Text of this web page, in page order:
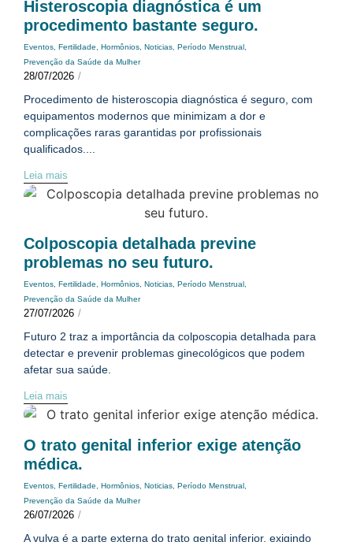
Histeroscopia diagnóstica é um
procedimento bastante seguro.
Eventos Fertilidade Hormônios Noticias Período Menstrual
Prevenção da Saúde da Mulher
28/07/2026 /
Procedimento de histeroscopia diagnóstica é seguro, com
equipamentos modernos que minimizam a dor e
complicações raras garantidas por profissionais
qualificados....
Leia mais
Colposcopia detalhada previne
problemas no seu futuro.
Eventos Fertilidade Hormônios Noticias Período Menstrual
Prevenção da Saúde da Mulher
27/07/2026 /
Futuro 2 traz a importância da colposcopia detalhada para
detectar e prevenir problemas ginecológicos que podem
afetar sua saúde.
Leia mais
O trato genital inferior exige atenção
médica.
Eventos Fertilidade Hormônios Noticias Período Menstrual
Prevenção da Saúde da Mulher
26/07/2026 /
A vulva é a parte externa do trato genital inferior, exigindo